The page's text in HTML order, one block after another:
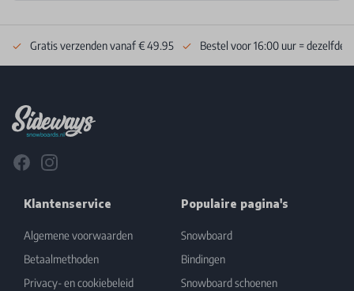
Gratis verzenden vanaf € 49.95 Bestel voor 16:00 uur = dezelfde
FacebookInstagram
Klantenservice
Algemene voorwaarden
Betaalmethoden
Privacy- en cookiebeleid
Populaire pagina's
Snowboard
Bindingen
Snowboard schoenen